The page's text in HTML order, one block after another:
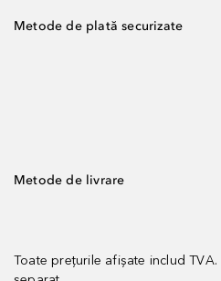
Metode de plată securizate
Metode de livrare
Toate prețurile afișate includ TVA.